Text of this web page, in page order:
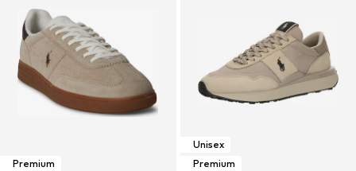
Premium
Unisex
Premium